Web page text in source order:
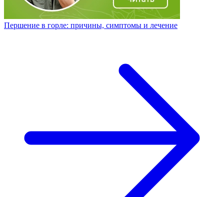
Першение в горле: причины, симптомы и лечение